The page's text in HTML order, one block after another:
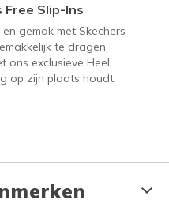
Free Slip-Ins
gemak met Skechers
te dragen
ons exclusieve Heel
op zijn plaats houdt.